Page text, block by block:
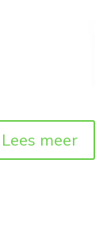
Lees meer